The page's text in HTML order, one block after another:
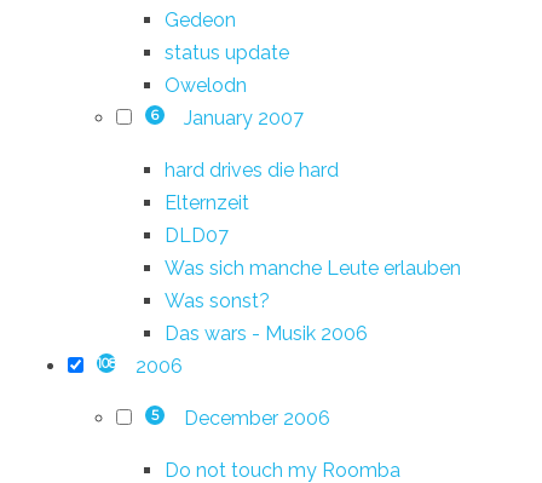
Gedeon
status update
Owelodn
6 January 2007
hard drives die hard
Elternzeit
DLD07
Was sich manche Leute erlauben
Was sonst?
Das wars - Musik 2006
108 2006
5 December 2006
Do not touch my Roomba